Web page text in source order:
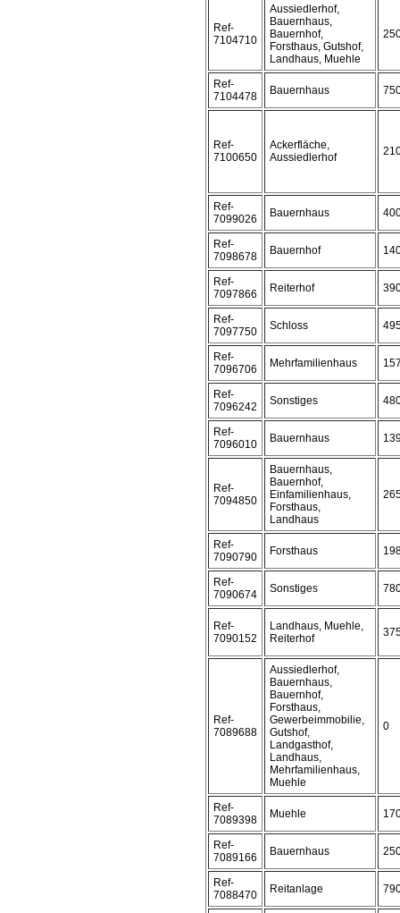
Ref-
7104710
Aussiedlerhof,
Bauernhaus,
Bauernhof,
Forsthaus, Gutshof,
Landhaus, Muehle
Ref-
7104478
Bauernhaus
Ref-
7100650
Ackerfläche,
Aussiedlerhof
Ref-
7099026
Bauernhaus
Ref-
7098678
Bauernhof
Ref-
7097866
Reiterhof
Ref-
7097750
Schloss
Ref-
7096706
Mehrfamilienhaus
Ref-
7096242
Sonstiges
Ref-
7096010
Bauernhaus
Ref-
7094850
Bauernhaus,
Bauernhof,
Einfamilienhaus,
Forsthaus,
Landhaus
Ref-
7090790
Forsthaus
Ref-
7090674
Sonstiges
Ref-
7090152
Landhaus, Muehle,
Reiterhof
Ref-
7089688
Aussiedlerhof,
Bauernhaus,
Bauernhof,
Forsthaus,
Gewerbeimmobilie,
Gutshof,
Landgasthof,
Landhaus,
Mehrfamilienhaus,
Muehle
0
Ref-
7089398
Muehle
Ref-
7089166
Bauernhaus
Ref-
7088470
Reitanlage